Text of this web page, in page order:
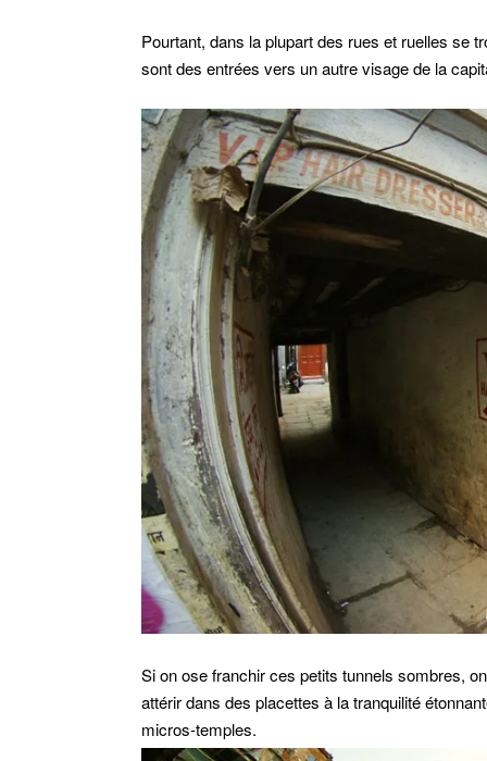
Pourtant, dans la plupart des rues et ruelles se
sont des entrées vers un autre visage de la
Si on ose franchir ces petits tunnels sombres,
attérir dans des placettes à la tranquilité
micros-temples.